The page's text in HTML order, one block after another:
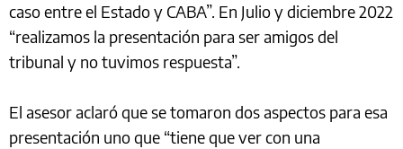
caso entre el Estado y CABA”. En Julio y diciembre 2022
“realizamos la presentación para ser amigos del
tribunal y no tuvimos respuesta”.
El asesor aclaró que se tomaron dos aspectos para esa
presentación uno que “tiene que ver con una